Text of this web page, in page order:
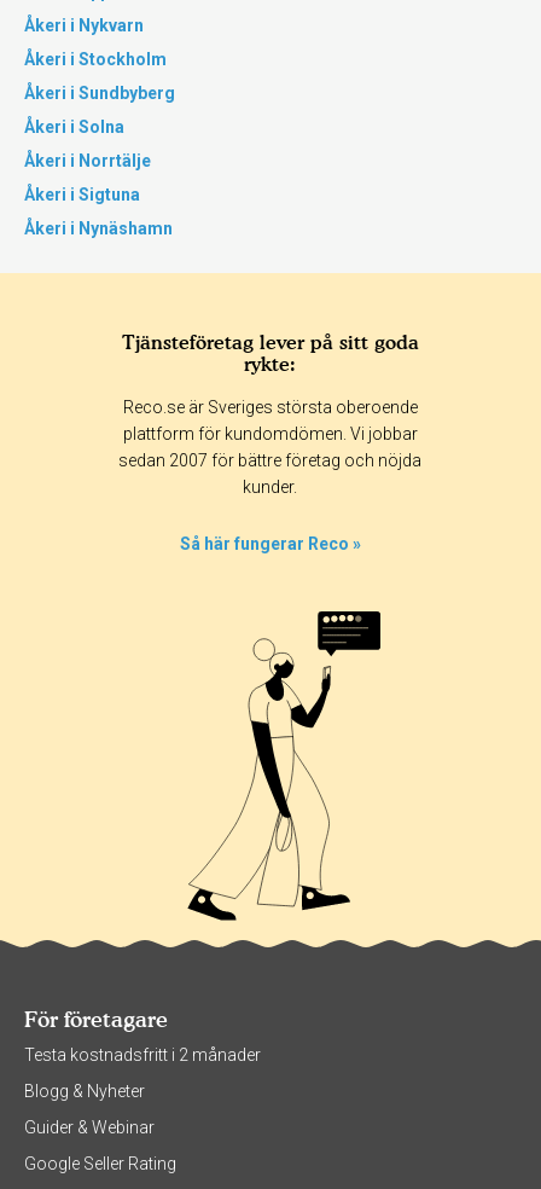
Åkeri i Nykvarn
Åkeri i Stockholm
Åkeri i Sundbyberg
Åkeri i Solna
Åkeri i Norrtälje
Åkeri i Sigtuna
Åkeri i Nynäshamn
Tjänsteföretag lever på sitt goda
rykte:
Reco.se är Sveriges största oberoende
plattform för kundomdömen. Vi jobbar
sedan 2007 för bättre företag och nöjda
kunder.
Så här fungerar Reco »
För företagare
Testa kostnadsfritt i 2 månader
Blogg & Nyheter
Guider & Webinar
Google Seller Rating